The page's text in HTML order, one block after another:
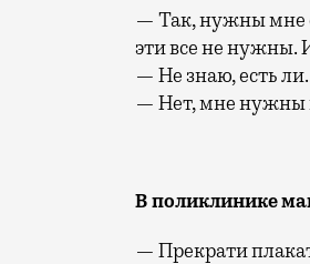
— Так, нужны мне
эти все не нужны.
— Не знаю, есть
— Нет, мне нужны
В поликлинике
— Прекрати